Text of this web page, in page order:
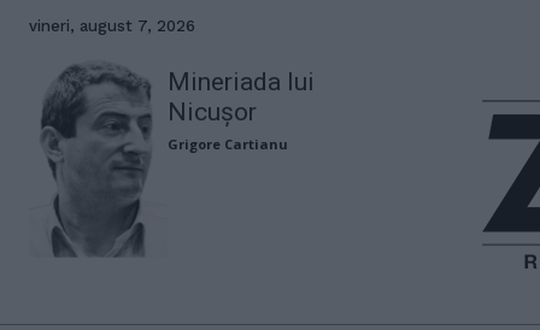
vineri, august 7, 2026
Mineriada lui
Nicușor
Grigore Cartianu